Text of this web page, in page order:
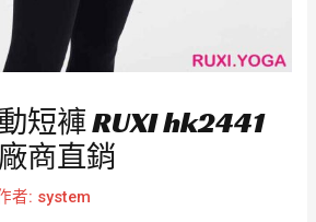
短褲 RUXI hk2441
商直銷
者: system